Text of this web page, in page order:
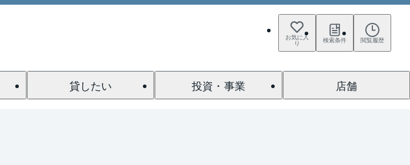
お気に入
り 検索条件 閲覧履歴
貸したい 投資・事業 店舗